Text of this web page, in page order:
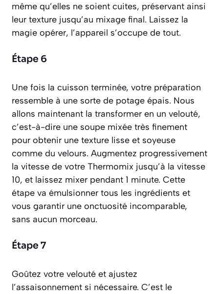
même qu’elles ne soient cuites, préservant ainsi
leur texture jusqu’au mixage final. Laissez la
magie opérer, l’appareil s’occupe de tout.
Étape 6
Une fois la cuisson terminée, votre préparation
ressemble à une sorte de potage épais. Nous
allons maintenant la transformer en un velouté,
c’est-à-dire une soupe mixée très finement
pour obtenir une texture lisse et soyeuse
comme du velours. Augmentez progressivement
la vitesse de votre Thermomix jusqu’à la vitesse
10, et laissez mixer pendant 1 minute. Cette
étape va émulsionner tous les ingrédients et
vous garantir une onctuosité incomparable,
sans aucun morceau.
Étape 7
Goûtez votre velouté et ajustez
l’assaisonnement si nécessaire. C’est le